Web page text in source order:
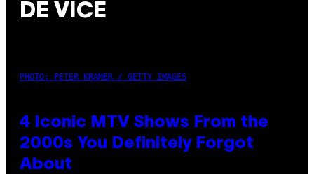
DE VICE
PHOTO: PETER KRAMER / GETTY IMAGES
4 Iconic MTV Shows From the
2000s You Definitely Forgot
About